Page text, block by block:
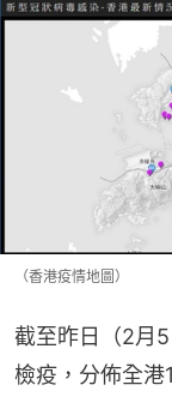
（香港疫情地圖）
截至昨日（2月
檢疫，分佈全港